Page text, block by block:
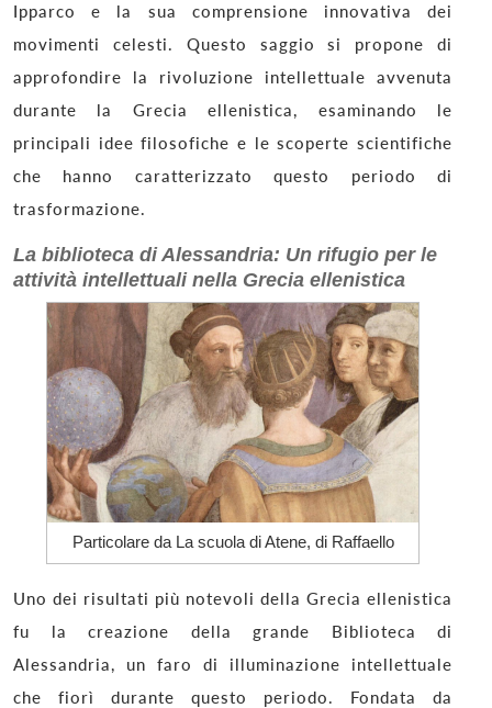
Ipparco e la sua comprensione innovativa dei
movimenti celesti. Questo saggio si propone di
approfondire la rivoluzione intellettuale avvenuta
durante la Grecia ellenistica, esaminando le
principali idee filosofiche e le scoperte scientifiche
che hanno caratterizzato questo periodo di
trasformazione.
La biblioteca di Alessandria: Un rifugio per le
attività intellettuali nella Grecia ellenistica
Particolare da La scuola di Atene, di Raffaello
Uno dei risultati più notevoli della Grecia ellenistica
fu la creazione della grande Biblioteca di
Alessandria, un faro di illuminazione intellettuale
che fiorì durante questo periodo. Fondata da